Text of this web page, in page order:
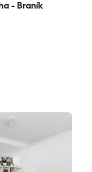
- Braník